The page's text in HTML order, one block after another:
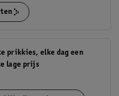
prikkies, elke dag een
lage prijs